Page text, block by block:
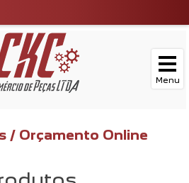
/ Orçamento Online